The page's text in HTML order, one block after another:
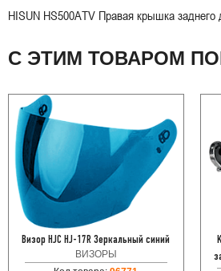
HISUN HS500ATV Правая крышка
С ЭТИМ ТОВАРОМ
Визор HJC HJ-17R Зеркальный синий
ВИЗОРЫ